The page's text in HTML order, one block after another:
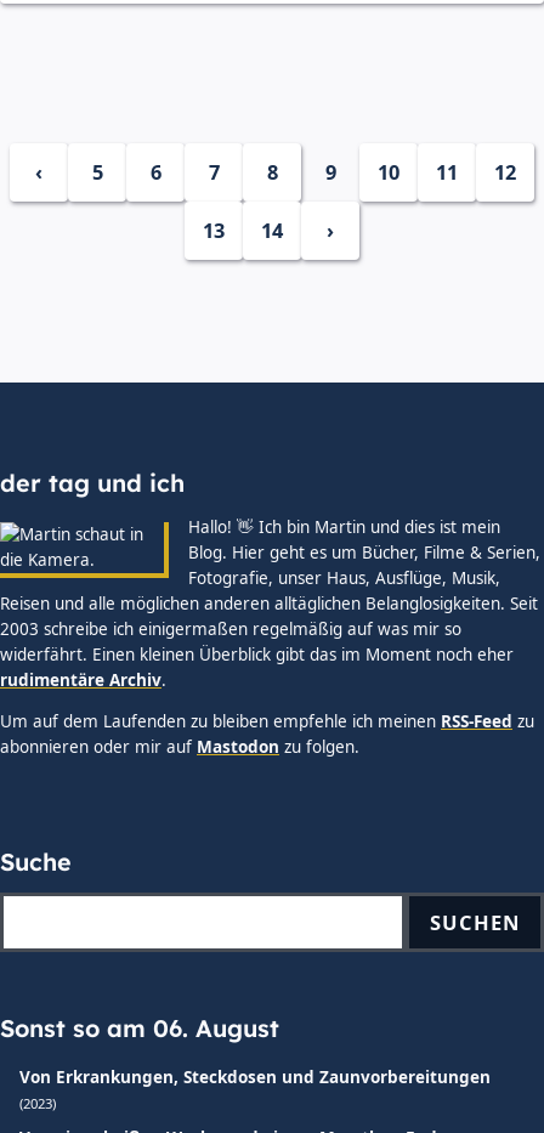
‹ 5 6 7 8 9 10 11 12
13 14 ›
der tag und ich
Hallo! 👋 Ich bin Martin und dies ist mein
Blog. Hier geht es um Bücher, Filme & Serien,
Fotografie, unser Haus, Ausflüge, Musik,
Reisen und alle möglichen anderen alltäglichen Belanglosigkeiten. Seit
2003 schreibe ich einigermaßen regelmäßig auf was mir so
widerfährt. Einen kleinen Überblick gibt das im Moment noch eher
rudimentäre Archiv.
Um auf dem Laufenden zu bleiben empfehle ich meinen RSS-Feed zu
abonnieren oder mir auf Mastodon zu folgen.
Suche
SUCHEN
Sonst so am 06. August
Von Erkrankungen, Steckdosen und Zaunvorbereitungen
(2023)